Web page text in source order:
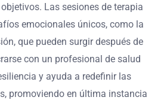
Las sesiones de terapia
emocionales únicos, como la
que pueden surgir después de
con un profesional de salud
y ayuda a redefinir las
promoviendo en última instancia